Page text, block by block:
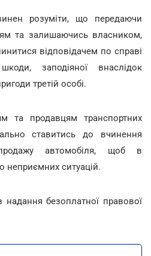
розуміти, що передаючи
та залишаючись власником,
відповідачем по справі
заподіяної внаслідок
третій особі.
та продавцям транспортних
ставитись до вчинення
автомобіля, щоб в
неприємних ситуацій.
надання безоплатної правової